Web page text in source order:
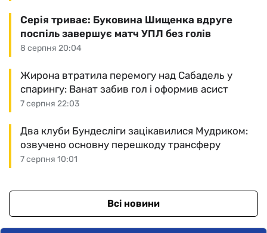
8 серпня 20:04
Серія триває: Буковина Шищенка вдруге
поспіль завершує матч УПЛ без голів
7 серпня 22:03
Жирона втратила перемогу над Сабадель у
спарингу: Ванат забив гол і оформив асист
7 серпня 10:01
Два клуби Бундесліги зацікавилися Мудриком:
озвучено основну перешкоду трансферу
Всі новини